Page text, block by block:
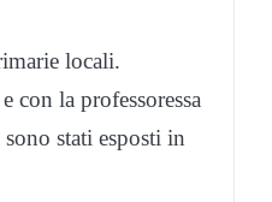
locali.
con la professoressa
stati esposti in